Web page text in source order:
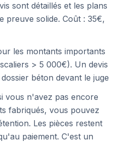
sont détaillés et les plans
preuve solide. Coût : 35€,
les montants importants
> 5 000€). Un devis
béton devant le juge
vous n'avez pas encore
fabriqués, vous pouvez
Les pièces restent
paiement. C'est un